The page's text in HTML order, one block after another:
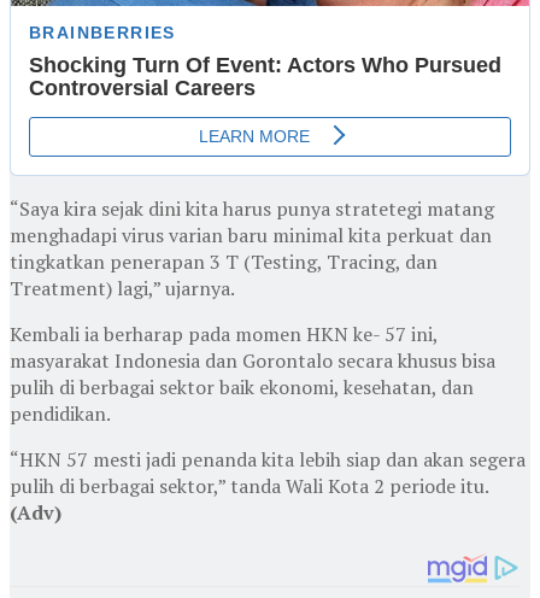
“Saya kira sejak dini kita harus punya stratetegi matang
menghadapi virus varian baru minimal kita perkuat dan
tingkatkan penerapan 3 T (Testing, Tracing, dan
Treatment) lagi,” ujarnya.
Kembali ia berharap pada momen HKN ke- 57 ini,
masyarakat Indonesia dan Gorontalo secara khusus bisa
pulih di berbagai sektor baik ekonomi, kesehatan, dan
pendidikan.
“HKN 57 mesti jadi penanda kita lebih siap dan akan segera
pulih di berbagai sektor,” tanda Wali Kota 2 periode itu.
(Adv)